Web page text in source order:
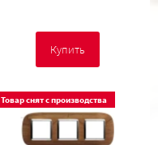
Купить
Товар снят с производства